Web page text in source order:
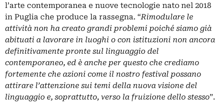
l’arte contemporanea e nuove tecnologie nato nel 2018
in Puglia che produce la rassegna. “Rimodulare le
attività non ha creato grandi problemi poiché siamo già
abituati a lavorare in luoghi o con istituzioni non ancora
definitivamente pronte sul linguaggio del
contemporaneo, ed è anche per questo che crediamo
fortemente che azioni come il nostro festival possano
attirare l’attenzione sui temi della nuova visione del
linguaggio e, soprattutto, verso la fruizione dello stesso”.